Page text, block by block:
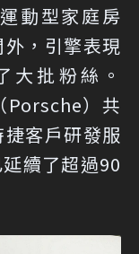
動型家庭房
，引擎表現
大批粉絲。
（Porsche）共
客戶研發服
續了超過90